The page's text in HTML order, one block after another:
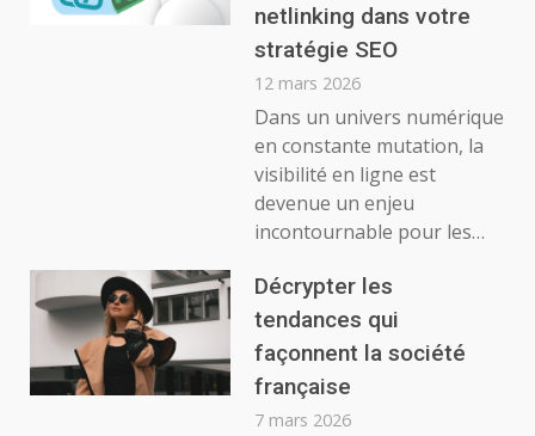
netlinking dans votre
stratégie SEO
12 mars 2026
Dans un univers numérique
en constante mutation, la
visibilité en ligne est
devenue un enjeu
incontournable pour les…
Décrypter les
tendances qui
façonnent la société
française
7 mars 2026